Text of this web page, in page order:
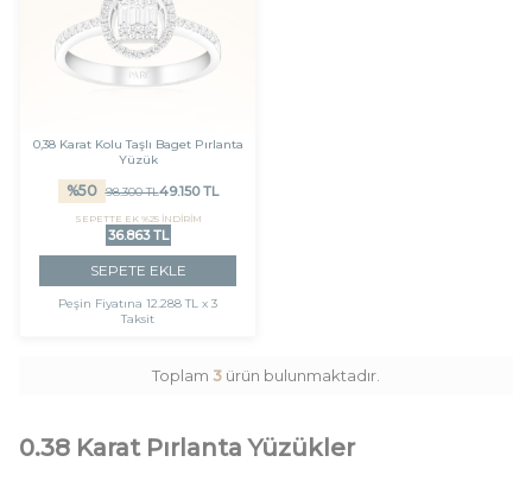
0,38 Karat Kolu Taşlı Baget Pırlanta
Yüzük
%50 98.300TL49.150TL
SEPETTE EK %25 İNDİRİM
36.863 TL
SEPETE EKLE
Peşin Fiyatına 12.288 TL x 3
Taksit
Toplam 3 ürün bulunmaktadır.
0.38 Karat Pırlanta Yüzükler